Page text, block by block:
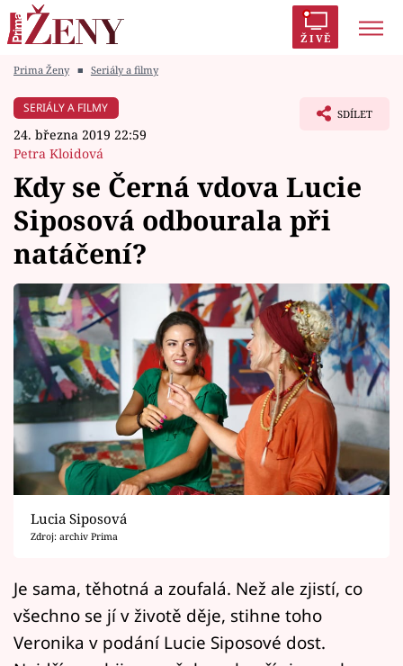
ŽIVĚ
Módní alarm
Témata
Celebrity
Vztahy
Seriály
Horoskopy
Sledujte prima+
Filmový festival Karlovy Vary
Pořady
Mámy sobě
Přihlášení
Prima Ženy ■ Seriály a filmy
SERIÁLY A FILMY
24. března 2019 22:59
Petra Kloidová
SDÍLET
Kdy se Černá vdova Lucie
Siposová odbourala při
natáčení?
Lucia Siposová
Zdroj: archiv Prima
Je sama, těhotná a zoufalá. Než ale zjistí, co
všechno se jí v životě děje, stihne toho
Veronika v podání Lucie Siposové dost.